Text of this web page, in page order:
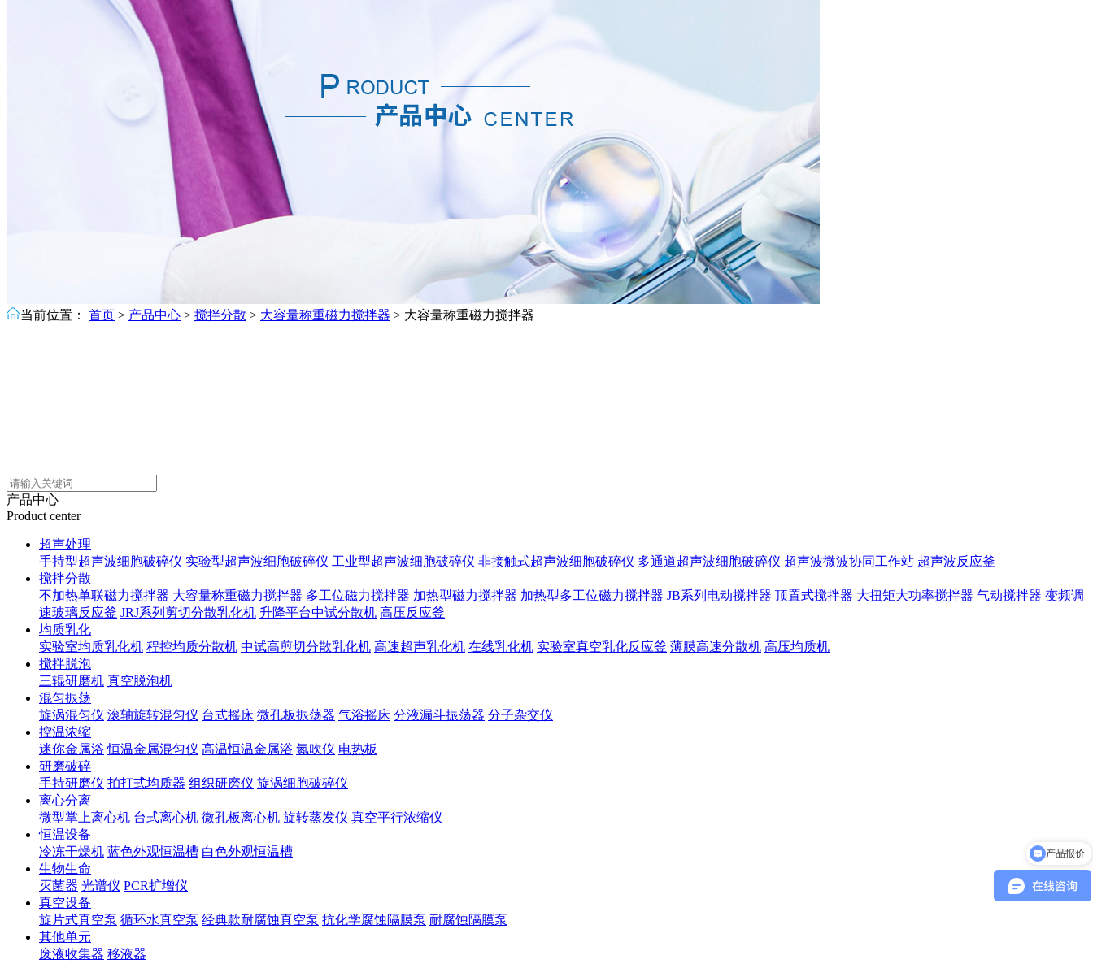
当前位置： 首页 > 产品中心 > 搅拌分散 > 大容量称重磁力搅拌器 > 大容量称重磁力搅拌器
产品中心
Product center
超声处理
手持型超声波细胞破碎仪 实验型超声波细胞破碎仪 工业型超声波细胞破碎仪 非接触式超声波细胞破碎仪 多通道超声波细胞破碎仪 超声波微波协同工作站 超声波反应釜
搅拌分散
不加热单联磁力搅拌器 大容量称重磁力搅拌器 多工位磁力搅拌器 加热型磁力搅拌器 加热型多工位磁力搅拌器 JB系列电动搅拌器 顶置式搅拌器 大扭矩大功率搅拌器 气动搅拌器 变频调
速玻璃反应釜 JRJ系列剪切分散乳化机 升降平台中试分散机 高压反应釜
均质乳化
实验室均质乳化机 程控均质分散机 中试高剪切分散乳化机 高速超声乳化机 在线乳化机 实验室真空乳化反应釜 薄膜高速分散机 高压均质机
搅拌脱泡
三辊研磨机 真空脱泡机
混匀振荡
旋涡混匀仪 滚轴旋转混匀仪 台式摇床 微孔板振荡器 气浴摇床 分液漏斗振荡器 分子杂交仪
控温浓缩
迷你金属浴 恒温金属混匀仪 高温恒温金属浴 氮吹仪 电热板
研磨破碎
手持研磨仪 拍打式均质器 组织研磨仪 旋涡细胞破碎仪
离心分离
微型掌上离心机 台式离心机 微孔板离心机 旋转蒸发仪 真空平行浓缩仪
恒温设备
冷冻干燥机 蓝色外观恒温槽 白色外观恒温槽
生物生命
灭菌器 光谱仪 PCR扩增仪
真空设备
旋片式真空泵 循环水真空泵 经典款耐腐蚀真空泵 抗化学腐蚀隔膜泵 耐腐蚀隔膜泵
其他单元
废液收集器 移液器
产品参数